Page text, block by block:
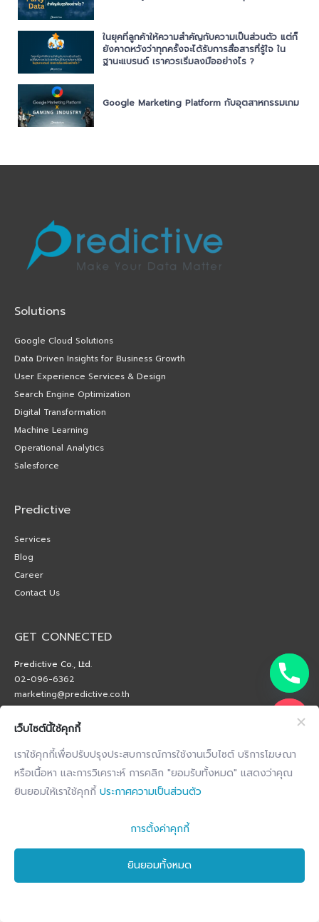
ในยุคที่ลูกค้าให้ความสำคัญกับความเป็นส่วนตัว แต่ก็
ยังคาดหวังว่าทุกครั้งจะได้รับการสื่อสารที่รู้ใจ ใน
ฐานะแบรนด์ เราควรเริ่มลงมืออย่างไร ?
Google Marketing Platform กับอุตสาหกรรมเกม
Solutions
Google Cloud Solutions
Data Driven Insights for Business Growth
User Experience Services & Design
Search Engine Optimization
Digital Transformation
Machine Learning
Operational Analytics
Salesforce
Predictive
Services
Blog
Career
Contact Us
GET CONNECTED
Predictive Co., Ltd.
02-096-6362
marketing@predictive.co.th
Copyright © 2026 by Predictive Co., Ltd. All Right Reserved.
เว็บไซต์นี้ใช้คุกกี้
เราใช้คุกกี้เพื่อปรับปรุงประสบการณ์การใช้งานเว็บไซต์ บริการโฆษณา
หรือเนื้อหา และการวิเคราะห์ การคลิก "ยอมรับทั้งหมด" แสดงว่าคุณ
ยินยอมให้เราใช้คุกกี้ ประกาศความเป็นส่วนตัว
การตั้งค่าคุกกี้
ยินยอมทั้งหมด